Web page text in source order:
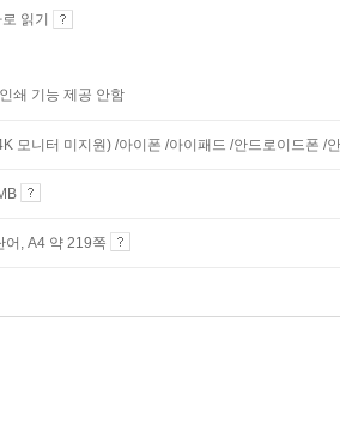
읽기
쇄 기능 제공 안함
모니터 미지원) /아이폰 /아이패드 /안드로이드폰
어, A4 약 219쪽